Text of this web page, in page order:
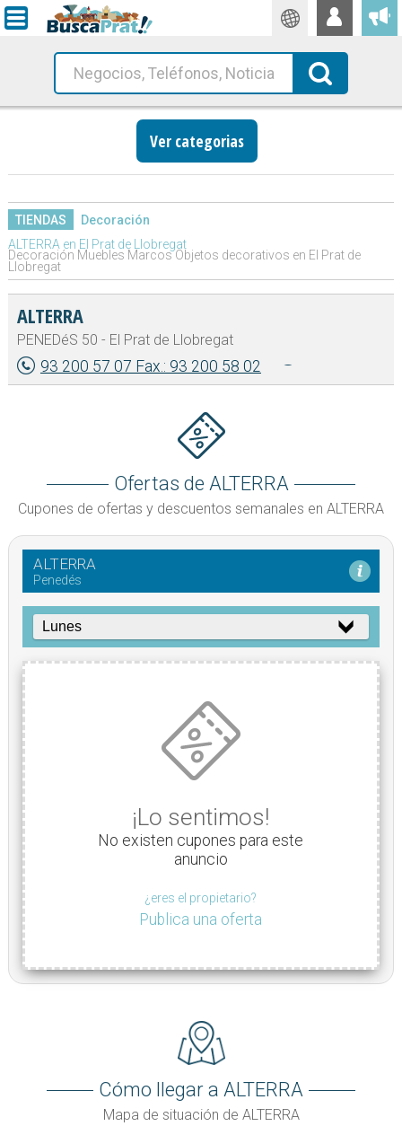
Traductor
Busca!
Ver categorias
TIENDAS
Decoración
ALTERRA en El Prat de Llobregat
Decoración Muebles Marcos Objetos decorativos en El Prat de
Llobregat
ALTERRA
PENEDéS 50 - El Prat de Llobregat
93 200 57 07 Fax.: 93 200 58 02
Ofertas de ALTERRA
Cupones de ofertas y descuentos semanales en ALTERRA
ALTERRA
Penedés
¡Lo sentimos!
No existen cupones para este
anuncio
¿eres el propietario?
Publica una oferta
Cómo llegar a ALTERRA
Mapa de situación de ALTERRA